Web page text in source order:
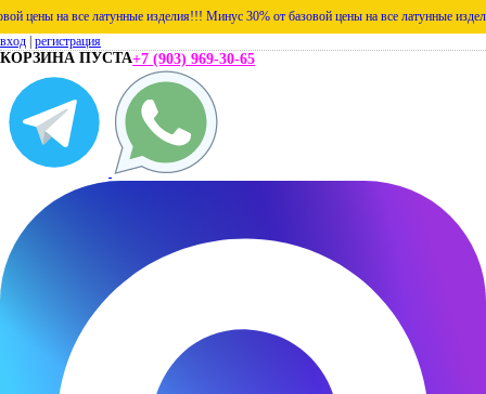
на все латунные изделия!!! Минус 30% от базовой цены на все латунные изделия!!!
вход регистрация
КОРЗИНА ПУСТА+7 (903) 969-30-65